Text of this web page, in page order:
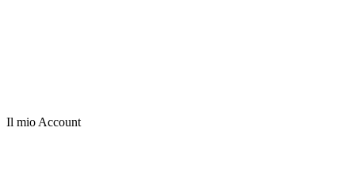
Il mio Account